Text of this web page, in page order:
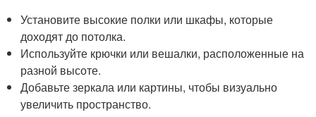
Установите высокие полки или шкафы, которые
доходят до потолка.
Используйте крючки или вешалки, расположенные на
разной высоте.
Добавьте зеркала или картины, чтобы визуально
увеличить пространство.